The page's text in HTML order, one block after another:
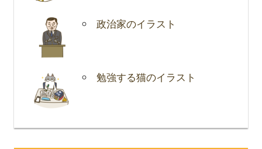
政治家のイラスト
勉強する猫のイラスト